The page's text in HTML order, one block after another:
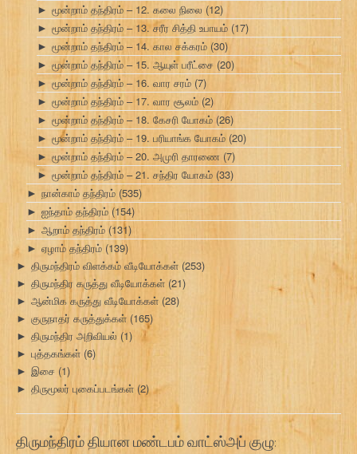
► மூன்றாம் தந்திரம் – 12. கலை நிலை (12)
► மூன்றாம் தந்திரம் – 13. சரீர சித்தி உபாயம் (17)
► மூன்றாம் தந்திரம் – 14. கால சக்கரம் (30)
► மூன்றாம் தந்திரம் – 15. ஆயுள் பரீட்சை (20)
► மூன்றாம் தந்திரம் – 16. வார சரம் (7)
► மூன்றாம் தந்திரம் – 17. வார சூலம் (2)
► மூன்றாம் தந்திரம் – 18. கேசரி யோகம் (26)
► மூன்றாம் தந்திரம் – 19. பரியாங்க யோகம் (20)
► மூன்றாம் தந்திரம் – 20. அமுரி தாரணை (7)
► மூன்றாம் தந்திரம் – 21. சந்திர யோகம் (33)
► நான்காம் தந்திரம் (535)
► ஐந்தாம் தந்திரம் (154)
► ஆறாம் தந்திரம் (131)
► ஏழாம் தந்திரம் (139)
► திருமந்திரம் விளக்கம் வீடியோக்கள் (253)
► திருமந்திர கருத்து வீடியோக்கள் (21)
► ஆன்மிக கருத்து வீடியோக்கள் (28)
► குருநாதர் கருத்துக்கள் (165)
► திருமந்திர அறிவியல் (1)
► புத்தகங்கள் (6)
► இசை (1)
► திருமூலர் புகைப்படங்கள் (2)
திருமந்திரம் தியான மண்டபம் வாட்ஸ்அப் குழு: